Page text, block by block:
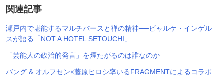
関連記事
瀬戸内で堪能するマルチバースと禅の精神──ビャルケ・インゲル
スが語る「NOT A HOTEL SETOUCHI」
「芸能人の政治的発言」を煙たがるのは誰なのか
バング & オルフセン×藤原ヒロシ率いるFRAGMENTによるコラボ